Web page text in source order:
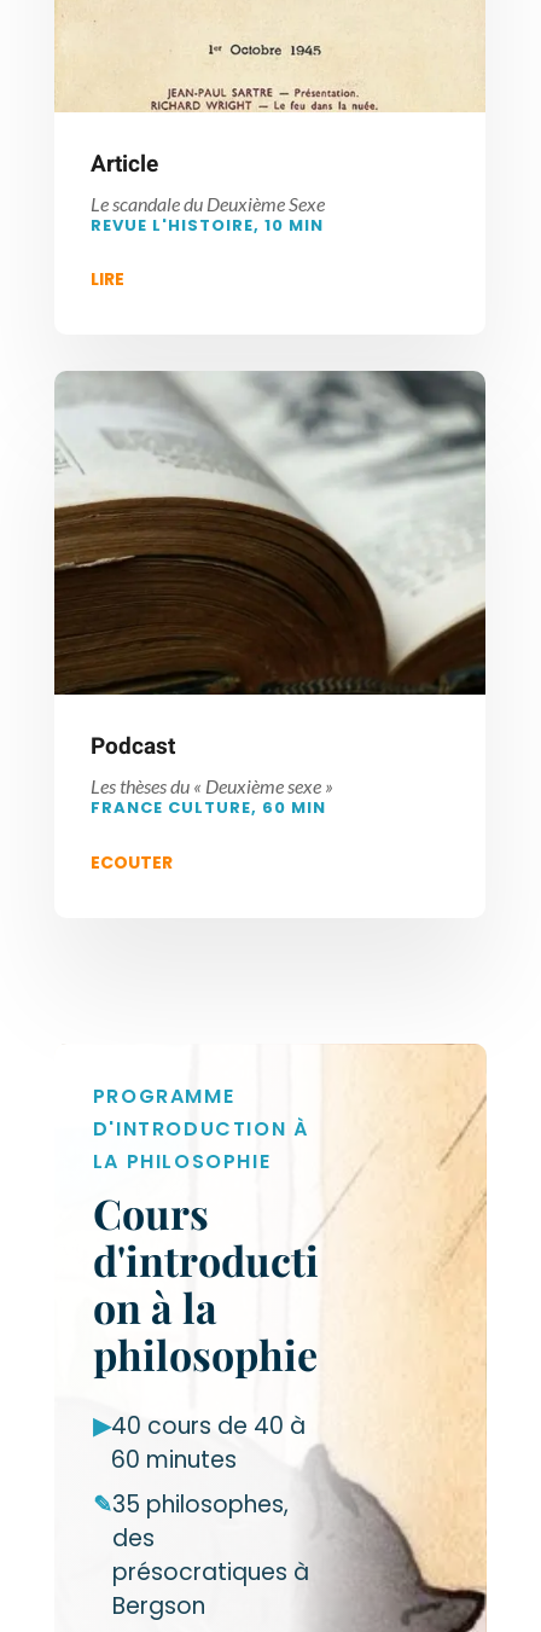
Article
Le scandale du Deuxième Sexe
REVUE L'HISTOIRE, 10 MIN
LIRE
Podcast
Les thèses du « Deuxième sexe »
FRANCE CULTURE, 60 MIN
ECOUTER
PROGRAMME
D'INTRODUCTION À
LA PHILOSOPHIE
Cours
d'introducti
on à la
philosophie
▶40 cours de 40 à
60 minutes
✎35 philosophes,
des
présocratiques à
Bergson